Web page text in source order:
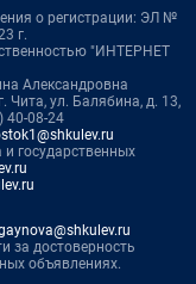
о регистрации: ЭЛ №
г.
"ИНТЕРНЕТ
Александровна
Чита, ул. Балябина, д. 13,
40-08-24
государственных
за достоверность
объявлениях.